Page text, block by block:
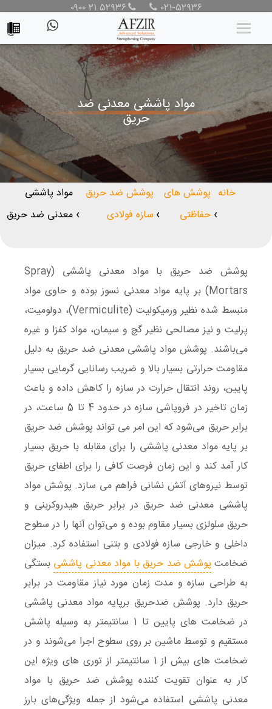
۰۲۱-۵۲۹۳۶ ۰۹۰۰ ۲۱ ۵۲۹۳۶
مواد پاششی معدنی ضد
حریق
خانه
❯
پوشش های
حفاظتی
❯
پوشش ضد حریق
سازه فولادی
❯
مواد پاششی
معدنی ضد حریق
پوشش ضد حریق با مواد معدنی پاششی (Spray
Mortars) بر پایه مواد معدنی نسوز بوده و حاوی مواد
منبسط شده نظیر ورمیکولیت (Vermiculite)، دولومیت،
پرلیت و نیز مصالحی نظیر گچ و سیمان، مواد کفزا و غیره
می‌باشند. پوشش مواد پاششی معدنی ضد حریق به دلیل
مقاومت حرارتی بسیار بالا و ضریب رسانایی گرمایی بسیار
پایین، روند انتقال حرارت در سازه را کاهش داده و باعث
زمان تاخیر در فروپاشی سازه در حدود 4 تا 5 ساعت، در
برابر حریق می‌شود که این امر می تواند پوشش ضد حریق
بر پایه مواد معدنی پاششی را برای مقابله با حریق بسیار
کار آمد کند و این زمان فرصت کافی را برای اطفای حریق
توسط نیروهای آتش نشانی فراهم می سازد. پوشش مواد
پاششی معدنی ضد حریق در برابر حریق هیدروکربنی و
حریق‌ سلولزی بسیار مقاوم بوده و می‌توان آنها را در سطوح
داخلی و خارجی سازه فولادی و بتنی استفاده کرد. میزان
ضخامتپوشش ضد حریق با مواد معدنی پاششی بستگی
به طراحی سازه و مدت زمان مورد نیاز مقاومت در برابر
حریق دارد. پوشش ضدحریق برپایه مواد معدنی پاششی
در ضخامت ‌های پایین تا 1 سانتیمتر به وسیله پاشش
مستقیم و توسط ماشین بر روی سطوح اجرا می‌شوند و در
ضخامت های بیش از 1 سانتیمتر از توری های ویژه این
کار به عنوان تقویت کننده پوشش ضد حریق با مواد
معدنی پاششی استفاده می‌شود از جمله ویژگی‌های بارز